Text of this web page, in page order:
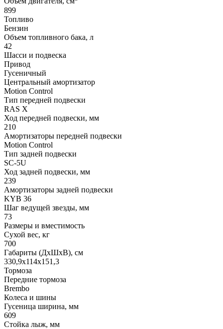
899
Топливо
Бензин
Объем топливного бака, л
42
Шасси и подвеска
Привод
Гусеничный
Центральный амортизатор
Motion Control
Тип передней подвески
RAS X
Ход передней подвески, мм
210
Амортизаторы передней подвески
Motion Control
Тип задней подвески
SC-5U
Ход задней подвески, мм
239
Амортизаторы задней подвески
KYB 36
Шаг ведущей звезды, мм
73
Размеры и вместимость
Сухой вес, кг
700
Габариты (ДхШхВ), см
330,9x114x151,3
Тормоза
Передние тормоза
Brembo
Колеса и шины
Гусеница ширина, мм
609
Стойка лыж, мм